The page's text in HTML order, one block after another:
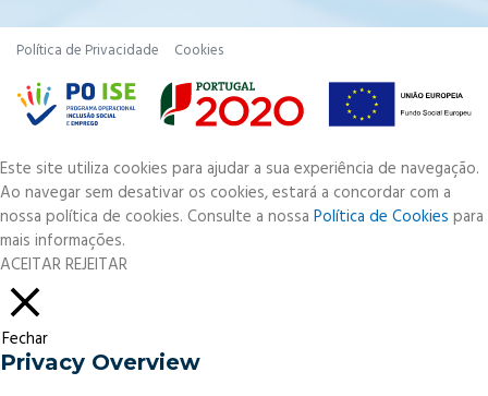
Política de Privacidade Cookies
Este site utiliza cookies para ajudar a sua experiência de navegação.
Ao navegar sem desativar os cookies, estará a concordar com a
nossa política de cookies. Consulte a nossa Política de Cookies para
mais informações.
ACEITARREJEITAR
Fechar
Privacy Overview